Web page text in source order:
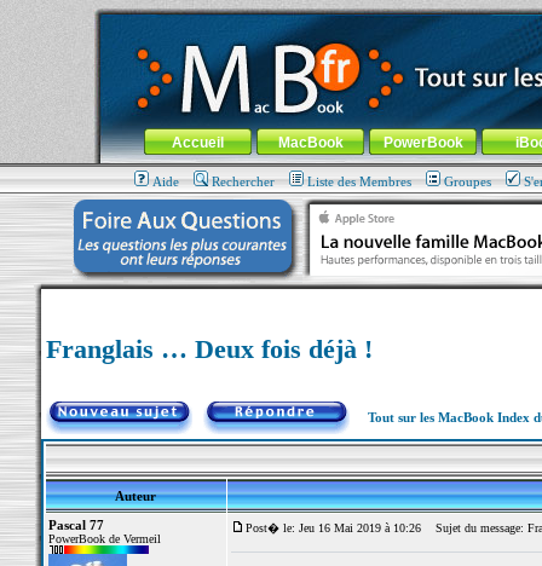
MacBook-fr.com : 100% Apple... 100% nomade !
Aller au contenu-Aller au menu général-Aller au menu de
Menu général
Accueil MacBook PowerBook
Aide Rechercher Liste des Membres Groupes
Franglais … Deux fois déjà !
Tout sur les MacBook Index
Auteur
Pascal 77
PowerBook de Vermeil
Post� le: Jeu 16 Mai 2019 à 10:26 Sujet du message: